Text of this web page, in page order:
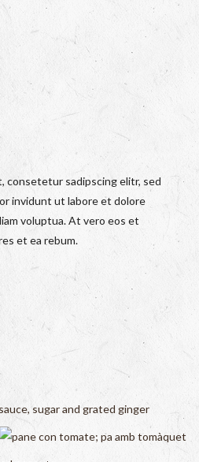
consetetur sadipscing elitr, sed
invidunt ut labore et dolore
voluptua. At vero eos et
et ea rebum.